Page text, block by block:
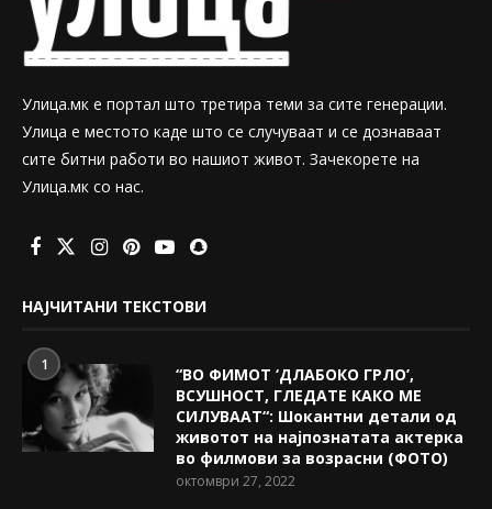
Улица.мк е портал што третира теми за сите генерации.
Улица е местото каде што се случуваат и се дознаваат
сите битни работи во нашиот живот. Зачекорете на
Улица.мк со нас.
НАЈЧИТАНИ ТЕКСТОВИ
1
“ВО ФИМОТ ‘ДЛАБОКО ГРЛО’,
ВСУШНОСТ, ГЛЕДАТЕ КАКО МЕ
СИЛУВААТ“: Шокантни детали од
животот на најпознатата актерка
во филмови за возрасни (ФОТО)
октомври 27, 2022